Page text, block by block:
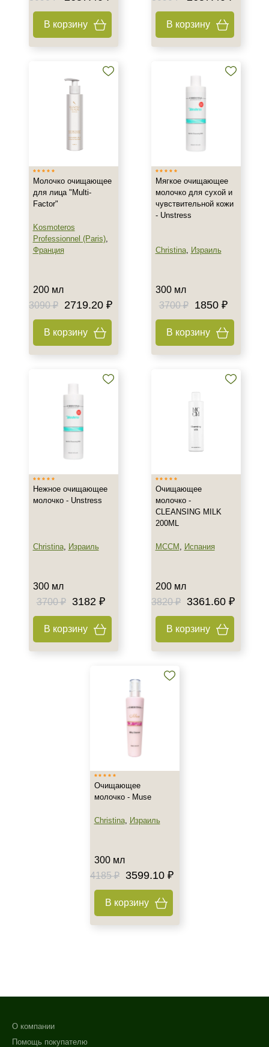
В корзину В корзину
Молочко очищающее
для лица "Multi-
Factor"
Kosmoteros
Professionnel (Paris),
Франция
200 мл
3090 ₽
2719.20 ₽
В корзину
Мягкое очищающее
молочко для сухой и
чувствительной кожи
- Unstress
Christina, Израиль
300 мл
3700 ₽
1850 ₽
В корзину
Нежное очищающее
молочко - Unstress
Christina, Израиль
300 мл
3700 ₽
3182 ₽
В корзину
Очищающее
молочко -
CLEANSING MILK
200ML
MCCM , Испания
200 мл
3820 ₽
3361.60 ₽
В корзину
Очищающее
молочко - Muse
Christina, Израиль
300 мл
4185 ₽
3599.10 ₽
В корзину
О компании
Помощь покупателю
+7 (495) 640-58-89
+7 (929) 933-09-89